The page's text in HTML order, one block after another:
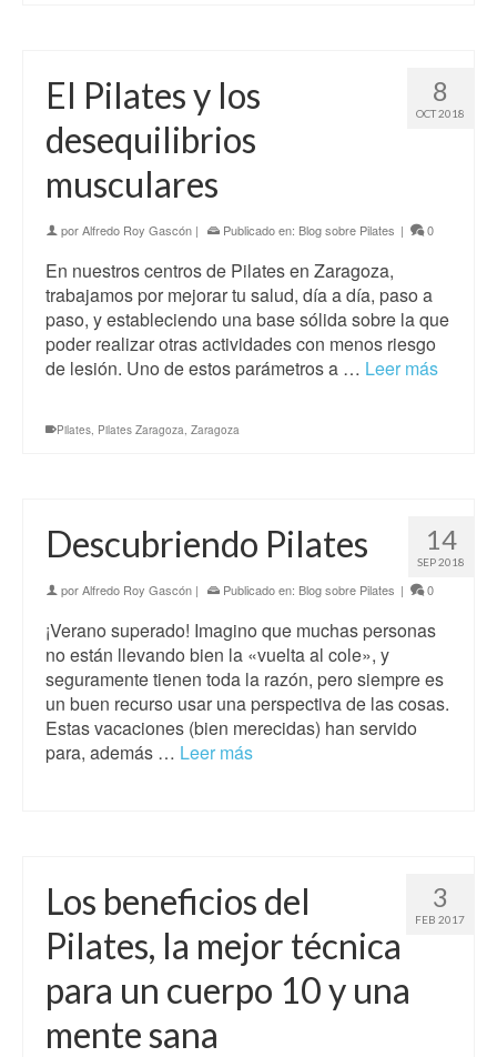
8
OCT 2018
El Pilates y los
desequilibrios
musculares
porAlfredo Roy Gascón | Publicado en: Blog sobre Pilates | 0
En nuestros centros de Pilates en Zaragoza,
trabajamos por mejorar tu salud, día a día, paso a
paso, y estableciendo una base sólida sobre la que
poder realizar otras actividades con menos riesgo
de lesión. Uno de estos parámetros a … Leer más
Pilates Pilates Zaragoza Zaragoza
14
SEP 2018
Descubriendo Pilates
porAlfredo Roy Gascón | Publicado en: Blog sobre Pilates | 0
¡Verano superado! Imagino que muchas personas
no están llevando bien la «vuelta al cole», y
seguramente tienen toda la razón, pero siempre es
un buen recurso usar una perspectiva de las cosas.
Estas vacaciones (bien merecidas) han servido
para, además … Leer más
3
FEB 2017
Los beneficios del
Pilates, la mejor técnica
para un cuerpo 10 y una
mente sana